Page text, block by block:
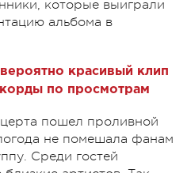
которые выиграли
альбома в
красивый клип
по просмотрам
пошел проливной
не помешала фанам
Среди гостей